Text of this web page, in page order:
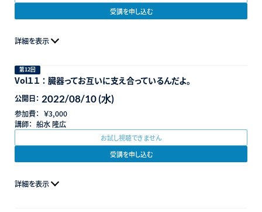
受講を申し込む
詳細を表示
第12回
Vol１１ ： 臓器ってお互いに支え合っているんだよ。
公開日： 2022/08/10 (水)
参加費： ￥3,000
講師： 船水 隆広
お試し視聴できません
受講を申し込む
詳細を表示